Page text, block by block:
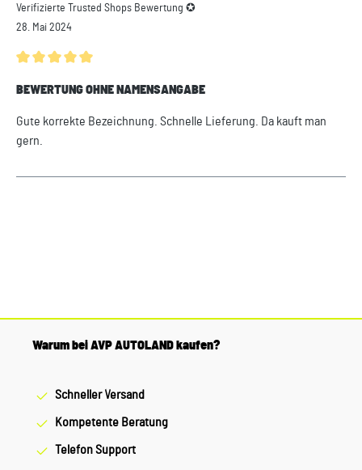
Verifizierte Trusted Shops Bewertung ✪
28. Mai 2024
BEWERTUNG OHNE NAMENSANGABE
Gute korrekte Bezeichnung. Schnelle Lieferung. Da kauft man
gern.
Warum bei AVP AUTOLAND kaufen?
Schneller Versand
Kompetente Beratung
Telefon Support